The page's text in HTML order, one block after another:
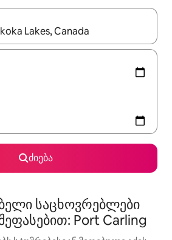
გახდება, ნავიგაციისთვის
ძიება
საცხოვრებლები
Port Carling